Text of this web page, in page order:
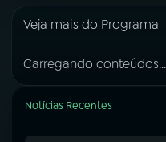
Veja mais do Programa
Carregando conteúdos...
Notícias Recentes